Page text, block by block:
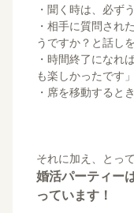
・聞く時は、必ず
・相手に質問され
うですか？と話し
・時間終了になれ
も楽しかったです
・席を移動すると
それに加え、とっ
婚活パーティー
っています！